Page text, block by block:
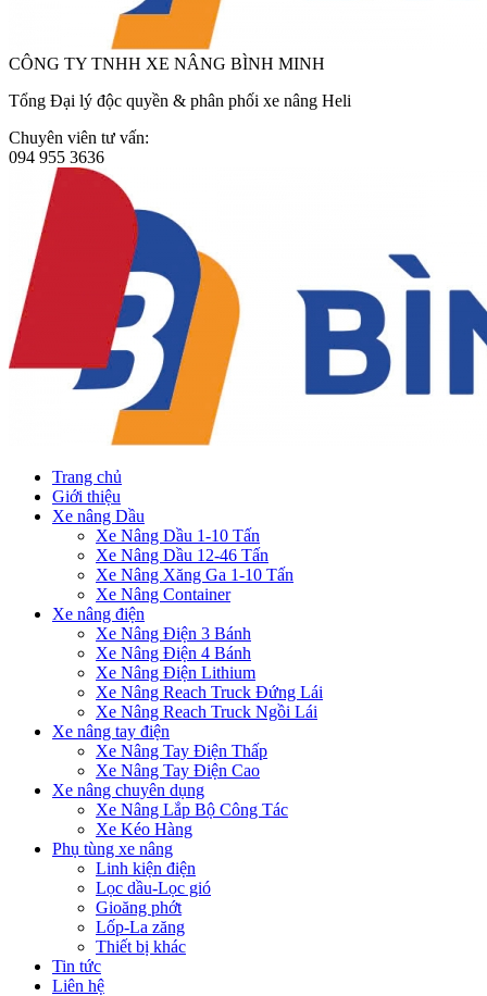
CÔNG TY TNHH XE NÂNG BÌNH MINH
Tổng Đại lý độc quyền & phân phối xe nâng Heli
Chuyên viên tư vấn:
094 955 3636
Trang chủ
Giới thiệu
Xe nâng Dầu
Xe Nâng Dầu 1-10 Tấn
Xe Nâng Dầu 12-46 Tấn
Xe Nâng Xăng Ga 1-10 Tấn
Xe Nâng Container
Xe nâng điện
Xe Nâng Điện 3 Bánh
Xe Nâng Điện 4 Bánh
Xe Nâng Điện Lithium
Xe Nâng Reach Truck Đứng Lái
Xe Nâng Reach Truck Ngồi Lái
Xe nâng tay điện
Xe Nâng Tay Điện Thấp
Xe Nâng Tay Điện Cao
Xe nâng chuyên dụng
Xe Nâng Lắp Bộ Công Tác
Xe Kéo Hàng
Phụ tùng xe nâng
Linh kiện điện
Lọc dầu-Lọc gió
Gioăng phớt
Lốp-La zăng
Thiết bị khác
Tin tức
Liên hệ